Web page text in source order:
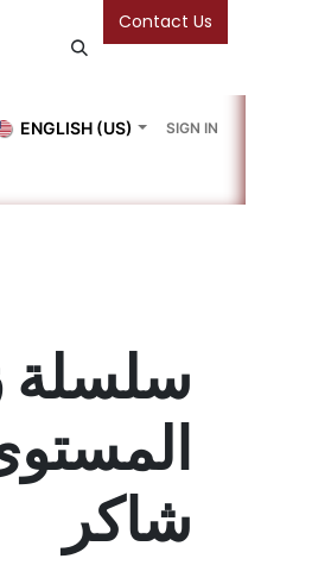
Contact Us
ENGLISH (US) SIGN IN
سلسلة
شاكر